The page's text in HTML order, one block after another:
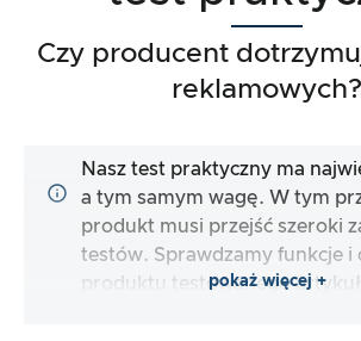
Czy producent
reklamowych?
Nasz test praktyczny ma
a tym samym wagę. W tym
produkt musi przejść szeroki
testów. Sprawdzamy funkcje i
produktu testowanego
pokaż więcej +